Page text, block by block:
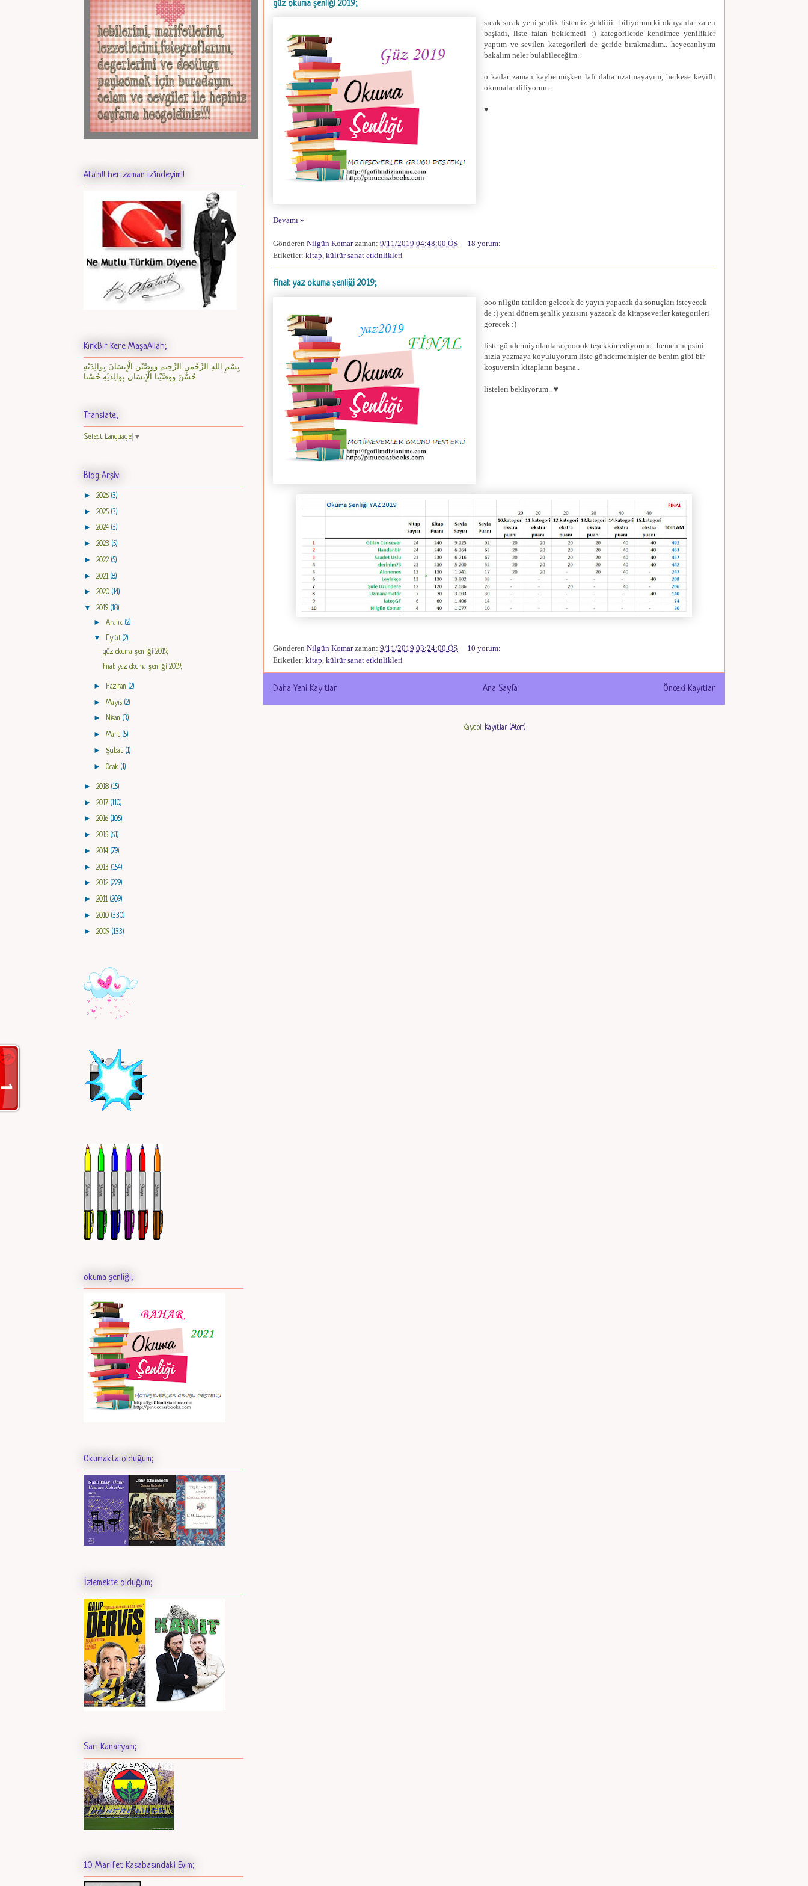
güz okuma şenliği 2019;
sıcak sıcak yeni şenlik listemiz geldiiii.. biliyorum ki okuyanlar zaten
başladı, liste falan beklemedi :) kategorilerde kendimce yenilikler
yaptım ve sevilen kategorileri de geride bırakmadım.. heyecanlıyım
bakalım neler bulabileceğim..
o kadar zaman kaybetmişken lafı daha uzatmayayım, herkese keyifli
okumalar diliyorum..
♥
Devamı »
Gönderen Nilgün Komar zaman: 9/11/2019 04:48:00 ÖS
18 yorum:
Etiketler: kitap kültür sanat etkinlikleri
final: yaz okuma şenliği 2019;
ooo nilgün tatilden gelecek de yayın yapacak da sonuçları isteyecek
de :) yeni dönem şenlik yazısını yazacak da kitapseverler kategorileri
görecek :)
liste göndermiş olanlara çooook teşekkür ediyorum.. hemen hepsini
hızla yazmaya koyuluyorum liste göndermemişler de benim gibi bir
koşuversin kitapların başına..
listeleri bekliyorum.. ♥
Gönderen Nilgün Komar zaman: 9/11/2019 03:24:00 ÖS
10 yorum:
Etiketler: kitap, kültür sanat etkinlikleri
Daha Yeni Kayıtlar Önceki Kayıtlar
Ana Sayfa
Kaydol: Kayıtlar (Atom)
Ata'm!! her zaman iz'indeyim!!
KırkBir Kere MaşaAllah;
بِسْمِ اللهِ الرَّحْمنِ الرَّحِيم وَوَصَّيْنَ الْإِنسَانَ بِوَالِدَيْهِ
حُسْنً وَوَصَّيْنَا الْإِنسَانَ بِوَالِدَيْهِ حُسْنا
Translate;
Select Language ▼
Blog Arşivi
► 2026 (3)
► 2025 (3)
► 2024 (3)
► 2023 (5)
► 2022 (5)
► 2021 (8)
► 2020 (14)
▼ 2019 (18)
► Aralık (2)
▼ Eylül (2)
güz okuma şenliği 2019;
final: yaz okuma şenliği 2019;
► Haziran (2)
► Mayıs (2)
► Nisan (3)
► Mart (5)
► Şubat (1)
► Ocak (1)
► 2018 (15)
► 2017 (110)
► 2016 (105)
► 2015 (61)
► 2014 (79)
► 2013 (154)
► 2012 (229)
► 2011 (209)
► 2010 (330)
► 2009 (133)
okuma şenliği;
Okumakta olduğum;
İzlemekte olduğum;
Sarı Kanaryam;
10 Marifet Kasabasındaki Evim;